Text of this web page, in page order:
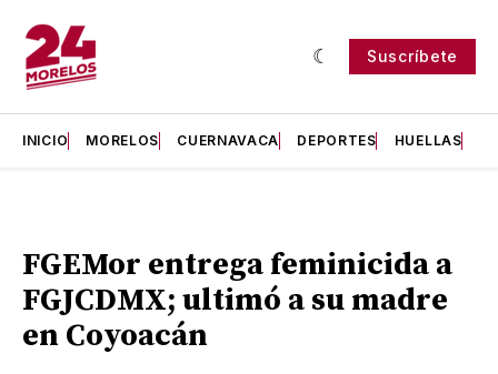
Suscríbete
INICIO MORELOS CUERNAVACA DEPORTES HUELLAS
FGEMor entrega feminicida a
FGJCDMX; ultimó a su madre
en Coyoacán